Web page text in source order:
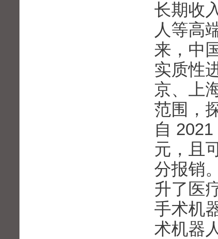
长期收
人等高
来，中
实质性
京、上
范围，
自
元，且
分报销
升了医
手术机
术机器